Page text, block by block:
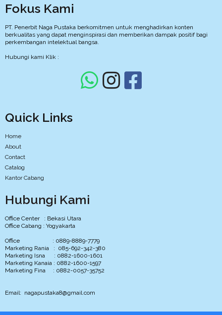
Fokus Kami
PT. Penerbit Naga Pustaka berkomitmen untuk menghadirkan konten
berkualitas yang dapat menginspirasi dan memberikan dampak positif bagi
perkembangan intelektual bangsa.
Hubungi kami Klik :
Quick Links
Home
About
Contact
Catalog
Kantor Cabang
Hubungi Kami
Office Center : Bekasi Utara
Office Cabang : Yogyakarta
Office : 0889-8889-7779
Marketing Rania : 085-692-342-380
Marketing Isna : 0882-1600-1601
Marketing Kanaia : 0882-1600-1597
Marketing Fina : 0882-0057-35752
Email: nagapustaka8@gmail.com